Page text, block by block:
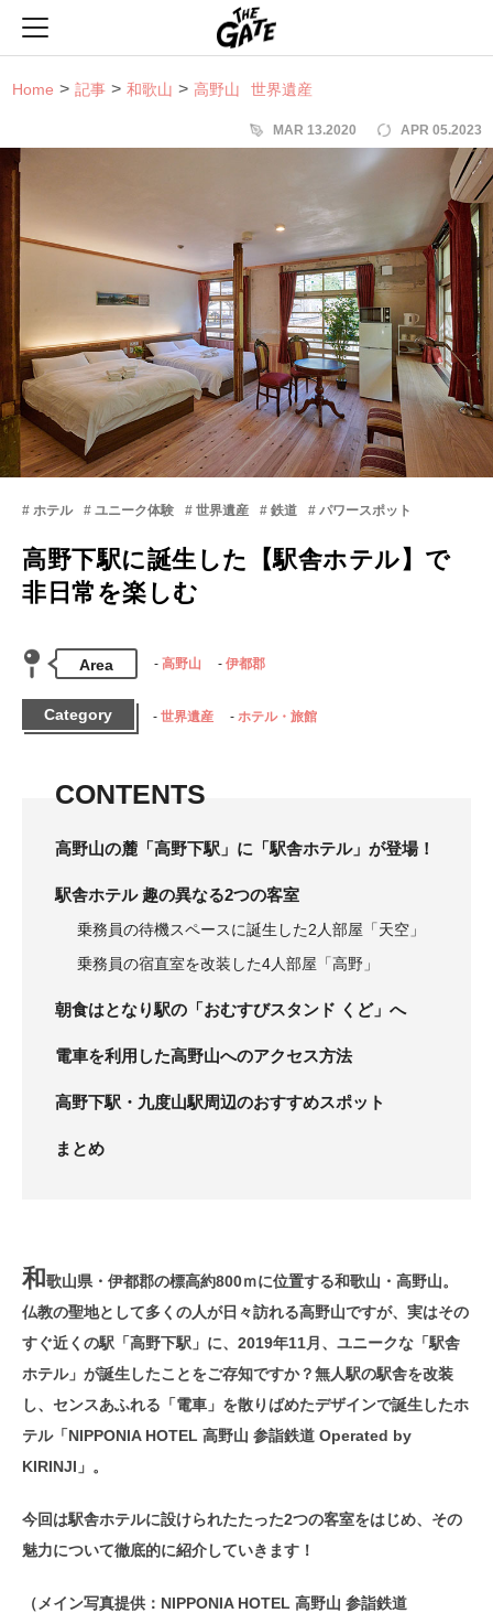
Home 記事 和歌山 高野山 世界遺産
MAR 13.2020 APR 05.2023
ホテル ユニーク体験 世界遺産 鉄道 パワースポット
高野下駅に誕生した【駅舎ホテル】で
非日常を楽しむ
Area 高野山 伊都郡
Category 世界遺産 ホテル・旅館
CONTENTS
高野山の麓「高野下駅」に「駅舎ホテル」が登場！
駅舎ホテル 趣の異なる2つの客室
乗務員の待機スペースに誕生した2人部屋「天空」
乗務員の宿直室を改装した4人部屋「高野」
朝食はとなり駅の「おむすびスタンド くど」へ
電車を利用した高野山へのアクセス方法
高野下駅・九度山駅周辺のおすすめスポット
まとめ
和歌山県・伊都郡の標高約800ｍに位置する和歌山・高野山。
仏教の聖地として多くの人が日々訪れる高野山ですが、実はその
すぐ近くの駅「高野下駅」に、2019年11月、ユニークな「駅舎
ホテル」が誕生したことをご存知ですか？無人駅の駅舎を改装
し、センスあふれる「電車」を散りばめたデザインで誕生したホ
テル「NIPPONIA HOTEL 高野山 参詣鉄道 Operated by
KIRINJI」。
今回は駅舎ホテルに設けられたたった2つの客室をはじめ、その
魅力について徹底的に紹介していきます！
（メイン写真提供：NIPPONIA HOTEL 高野山 参詣鉄道